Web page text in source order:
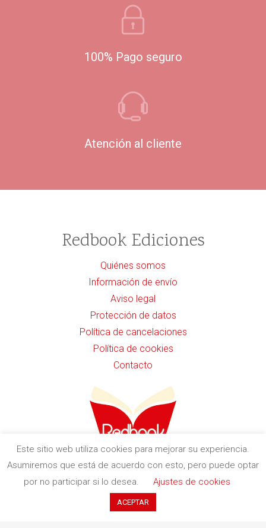
100% Pago seguro
Atención al cliente
Redbook Ediciones
Quiénes somos
Información de envío
Aviso legal
Protección de datos
Política de cancelaciones
Política de cookies
Contacto
c. Indústria, 11 (Pol. Ind. Buvisa)
08329 Teià (Barcelona)
+34 935 551 411
Este sitio web utiliza cookies para mejorar su experiencia.
Asumiremos que está de acuerdo con esto, pero puede optar
por no participar si lo desea.
Ajustes de cookies
ACEPTAR